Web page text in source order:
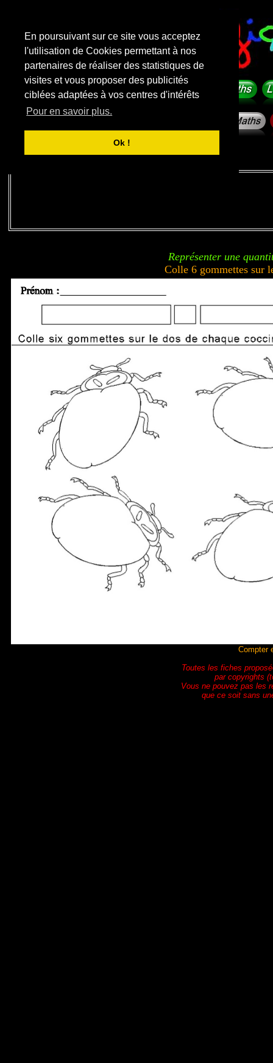
En poursuivant sur ce site vous acceptez
l'utilisation de Cookies permettant à nos
partenaires de réaliser des statistiques de
visites et vous proposer des publicités
ciblées adaptées à vos centres d'intérêts
Pour en savoir plus.
Ok !
Représenter une
Colle 6 gommettes sur
Compter
Toutes les fiches
par copyrights
Vous ne pouvez pas les
que ce soit sans